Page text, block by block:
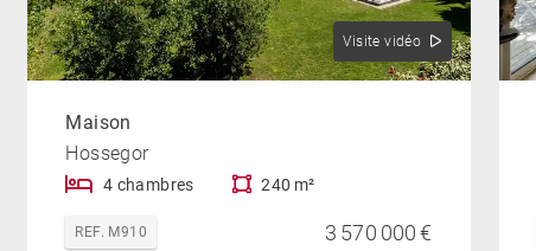
Visite vidéo
Maison
Hossegor
4 chambres 240 m²
REF. M910 3 570 000 €